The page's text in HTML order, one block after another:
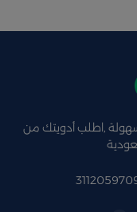
,اطلب أدويتك من